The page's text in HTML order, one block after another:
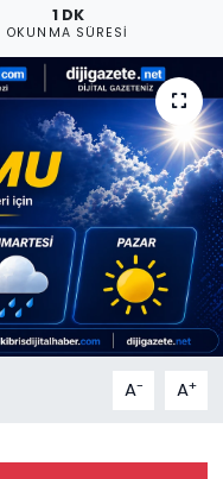
1 DK
OKUNMA SÜRESI
A- A+